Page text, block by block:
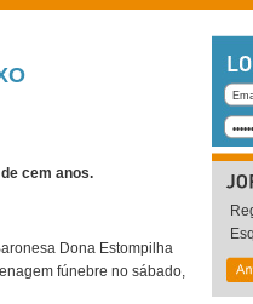
cem anos.
Dona Estompilha
fúnebre no sábado,